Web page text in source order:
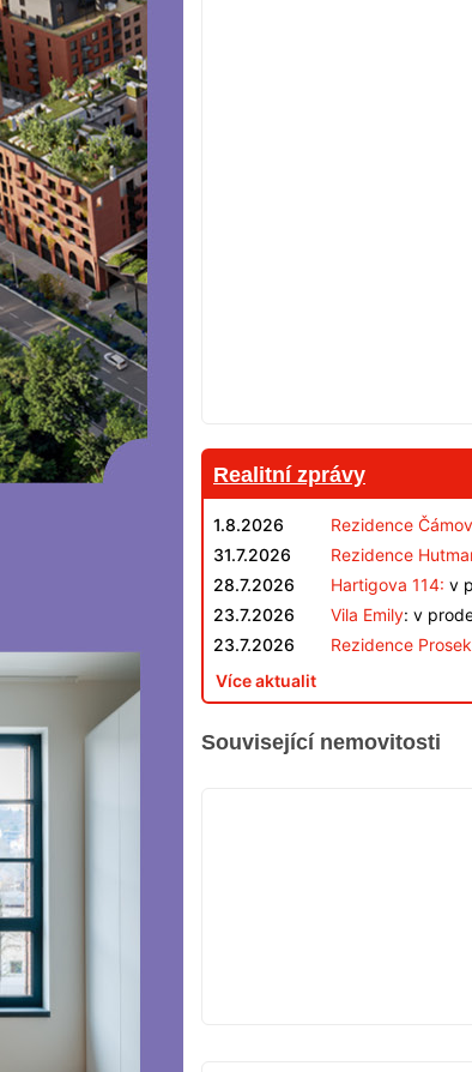
Realitní zprávy
1.8.2026 Rezidence
31.7.2026
Rezidence
28.7.2026
Hartigova 114: v
23.7.2026
Vila Emily: v
23.7.2026
Rezidence
Více aktualit
Související nemovitosti